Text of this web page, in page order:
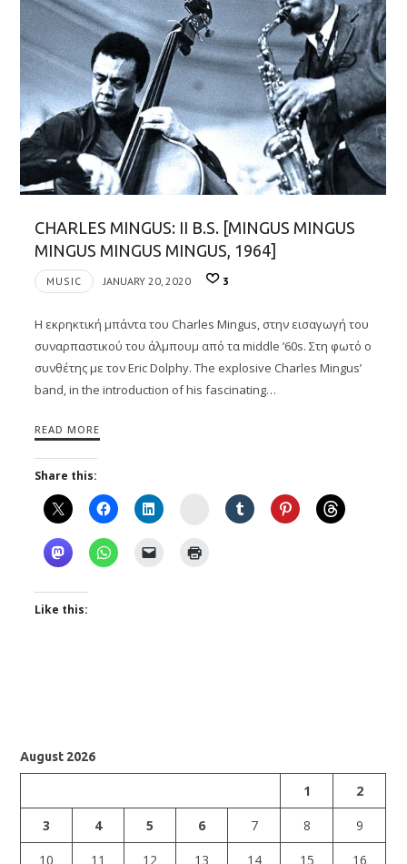
CHARLES MINGUS: II B.S. [MINGUS MINGUS
MINGUS MINGUS MINGUS, 1964]
MUSIC JANUARY 20, 2020 3
Η εκρηκτική μπάντα του Charles Mingus, στην εισαγωγή του
συναρπαστικού του άλμπουμ από τα middle ’60s. Στη φωτό ο
συνθέτης με τον Eric Dolphy. The explosive Charles Mingus’
band, in the introduction of his fascinating…
READ MORE
Share this:
Instagram
Like this:
August 2026
1
2
3
4 5 6 7 8
9
10
11 12 13 14 15
16